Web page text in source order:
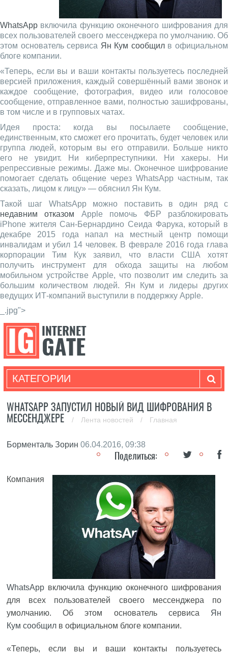
WhatsApp включила функцию оконечного шифрования для
всех пользователей своего мессенджера по умолчанию. Об
этом основатель сервиса Ян Кум сообщилв официальном
блоге компании.
«Теперь, если вы и ваши контакты пользуетесь последней
версией приложения, каждый совершённый вами звонок и
каждое сообщение, фотография, видео или голосовое
сообщение, отправленное вами, полностью зашифрованы,
в том числе и в групповых чатах.
Идея проста: когда вы посылаете сообщение,
единственным, кто сможет его прочитать, будет человек или
группа людей, которым вы его отправили. Больше никто
его не увидит. Ни киберпреступники. Ни хакеры. Ни
репрессивные режимы. Даже мы. Оконечное шифрование
помогает сделать общение через WhatsApp частным, так
сказать, лицом к лицу» — обяснил Ян Кум.
Такой шаг WhatsApp можно поставить в один ряд с
недавним отказом Apple помочь ФБР разблокировать
iPhone жителя Сан-Бернардино Сеида Фарука, который в
декабре 2015 года напал на местный центр помощи
инвалидам и убил 14 человек. В феврале 2016 года глава
корпорации Тим Кук заявил, что власти США хотят
получить инструмент для обхода защиты на любом
мобильном устройстве Apple, что позволит им следить за
большим количеством людей. Ян Кум и лидеры других
ведущих ИТ-компаний выступили в поддержку Apple.
_.jpg">
КАТЕГОРИИ
WHATSAPP ЗАПУСТИЛ НОВЫЙ ВИД ШИФРОВАНИЯ В
МЕССЕНДЖЕРЕ
/ Лента новостей / Главная
Борменталь Зорин 06.04.2016, 09:38
Поделиться:
Компания
WhatsApp включила функцию оконечного шифрования
для всех пользователей своего мессенджера по
умолчанию. Об этом основатель сервиса Ян
Кум сообщил в официальном блоге компании.
«Теперь, если вы и ваши контакты пользуетесь